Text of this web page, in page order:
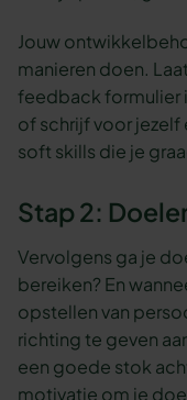
Jouw
manieren doen.
feedback formulier
of schrijf voor
soft skills die je
Stap 2:
Vervolgens ga je
bereiken? En
opstellen van
richting te geven
een goede stok
motivatie om je